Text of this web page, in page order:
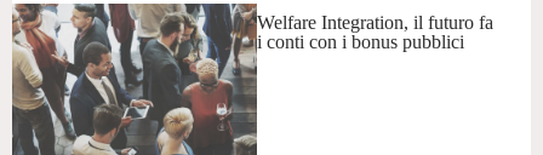
Welfare Integration, il futuro fa
i conti con i bonus pubblici